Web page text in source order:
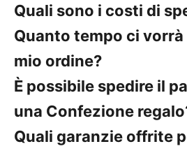
Quali sono i costi di
Quanto tempo ci
mio ordine?
È possibile spedire il
una Confezione
Quali garanzie offrite